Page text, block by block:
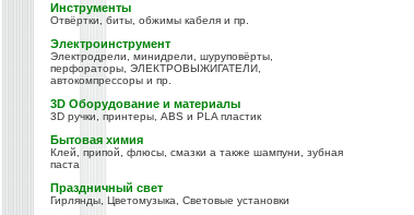
Инструменты
Отвёртки, биты, обжимы кабеля и пр.
Электроинструмент
Электродрели, минидрели, шуруповёрты,
перфораторы, ЭЛЕКТРОВЫЖИГАТЕЛИ,
автокомпрессоры и пр.
3D Оборудование и материалы
3D ручки, принтеры, ABS и PLA пластик
Бытовая химия
Клей, припой, флюсы, смазки а также шампуни, зубная
паста
Праздничный свет
Гирлянды, Цветомузыка, Световые установки